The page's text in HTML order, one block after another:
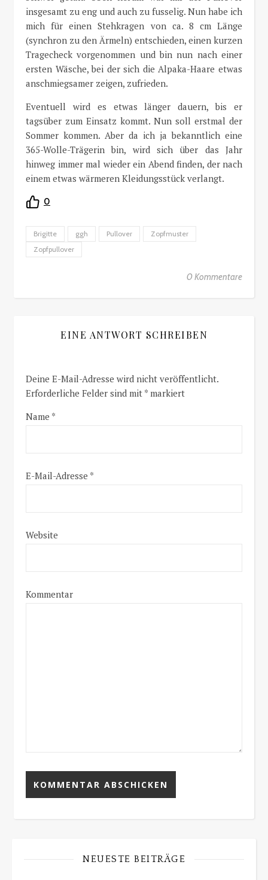
insgesamt zu eng und auch zu fusselig. Nun habe ich
mich für einen Stehkragen von ca. 8 cm Länge
(synchron zu den Ärmeln) entschieden, einen kurzen
Tragecheck vorgenommen und bin nun nach einer
ersten Wäsche, bei der sich die Alpaka-Haare etwas
anschmiegsamer zeigen, zufrieden.
Eventuell wird es etwas länger dauern, bis er
tagsüber zum Einsatz kommt. Nun soll erstmal der
Sommer kommen. Aber da ich ja bekanntlich eine
365-Wolle-Trägerin bin, wird sich über das Jahr
hinweg immer mal wieder ein Abend finden, der nach
einem etwas wärmeren Kleidungsstück verlangt.
0
Brigitte ggh Pullover
Zopfmuster
Zopfpullover
0 Kommentare
EINE ANTWORT SCHREIBEN
Deine E-Mail-Adresse wird nicht veröffentlicht.
Erforderliche Felder sind mit * markiert
Name *
E-Mail-Adresse *
Website
Kommentar
NEUESTE BEITRÄGE